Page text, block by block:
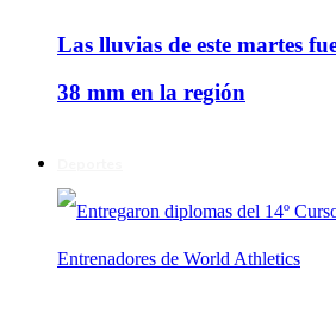
Las lluvias de este martes
38 mm en la región